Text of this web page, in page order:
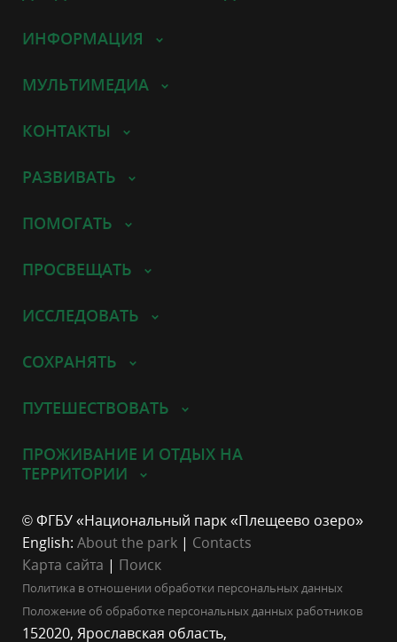
ИНФОРМАЦИЯ
МУЛЬТИМЕДИА
КОНТАКТЫ
РАЗВИВАТЬ
ПОМОГАТЬ
ПРОСВЕЩАТЬ
ИССЛЕДОВАТЬ
СОХРАНЯТЬ
ПУТЕШЕСТВОВАТЬ
ПРОЖИВАНИЕ И ОТДЫХ НА
ТЕРРИТОРИИ
© ФГБУ «Национальный парк «Плещеево озеро»
English: About the park | Contacts
Карта сайта | Поиск
Политика в отношении обработки персональных данных
Положение об обработке персональных данных работников
152020, Ярославская область,